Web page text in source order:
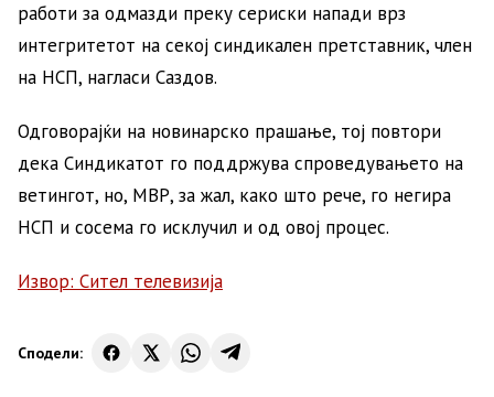
работи за одмазди преку сериски напади врз
интегритетот на секој синдикален претставник, член
на НСП, нагласи Саздов.
Одговорајќи на новинарско прашање, тој повтори
дека Синдикатот го поддржува спроведувањето на
ветингот, но, МВР, за жал, како што рече, го негира
НСП и сосема го исклучил и од овој процес.
Извор: Сител телевизија
Сподели: